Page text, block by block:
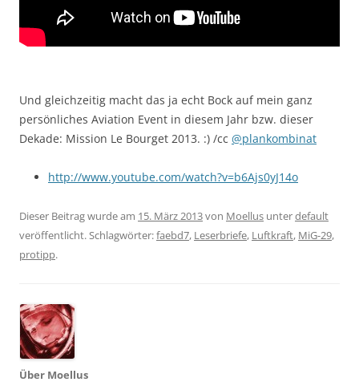
Und gleichzeitig macht das ja echt Bock auf mein ganz
persönliches Aviation Event in diesem Jahr bzw. dieser
Dekade: Mission Le Bourget 2013. :) /cc @plankombinat
http://www.youtube.com/watch?v=b6Ajs0yJ14o
Dieser Beitrag wurde am 15. März 2013von Moellus unterdefault
veröffentlicht. Schlagwörter:faebd7, Leserbriefe, Luftkraft, MiG-29,
protipp.
Über Moellus